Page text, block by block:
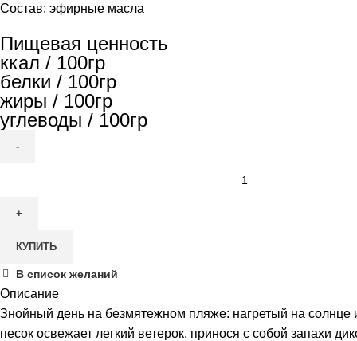
Состав: эфирные масла
Пищевая ценность
ккал / 100гр
белки / 100гр
жиры / 100гр
углеводы / 100гр
SPCandle
Морская
соль
/
орхидея,
7мл
КУПИТЬ
В список желаний
Описание
Знойный день на безмятежном пляже: нагретый на солнце
песок освежает легкий ветерок, принося с собой запахи